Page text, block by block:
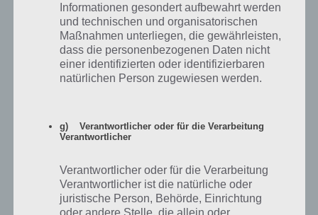
Informationen gesondert aufbewahrt werden
und technischen und organisatorischen
Maßnahmen unterliegen, die gewährleisten,
dass die personenbezogenen Daten nicht
einer identifizierten oder identifizierbaren
natürlichen Person zugewiesen werden.
g) Verantwortlicher oder für die Verarbeitung
Verantwortlicher
Verantwortlicher oder für die Verarbeitung
Verantwortlicher ist die natürliche oder
juristische Person, Behörde, Einrichtung
oder andere Stelle, die allein oder